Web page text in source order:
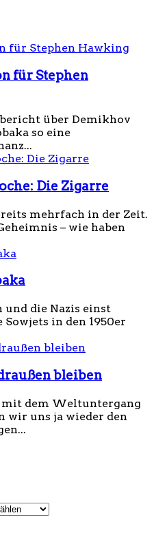
für Stephen
über Demikhov
so eine
Die Zigarre
mehrfach in der Zeit.
– wie haben
und die Nazis einst
in den 1950er
bleiben
mit dem Weltuntergang
wir uns ja wieder den